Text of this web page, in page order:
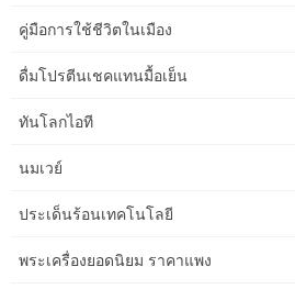
media channels and athletic
Emerging Local Talent
future stars. Many young athletes are
คู่มือการใช้ชีวิตในเมือง
ดื่มโปรตีนเชคแทนมื้อเย็น
ทันโลกไอที
นมเวย์
ประเด็นร้อนเทคโนโลยี
พระเครื่องยอดนิยม ราคาแพง